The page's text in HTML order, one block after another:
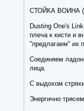
СТОЙКА ВОИНА
Dusting One's
плеча к кисти и
"предлагаем" их
Соединяем
лица.
С выдохом
Энергично